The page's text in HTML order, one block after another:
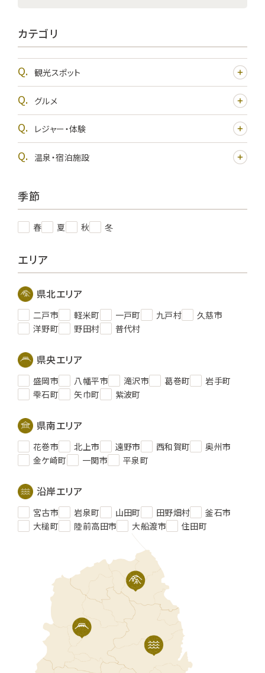
カテゴリ
観光スポット
グルメ
レジャー・体験
温泉・宿泊施設
季節
春 夏 秋 冬
エリア
県北エリア
二戸市 軽米町 一戸町 九戸村
久慈市
洋野町
野田村 普代村
県央エリア
盛岡市 八幡平市 滝沢市 葛巻町
岩手町
雫石町
矢巾町 紫波町
県南エリア
花巻市 北上市 遠野市 西和賀町
奥州市
金ケ崎町
一関市 平泉町
沿岸エリア
宮古市 岩泉町 山田町 田野畑村
釜石市
大槌町
陸前高田市 大船渡市 住田町